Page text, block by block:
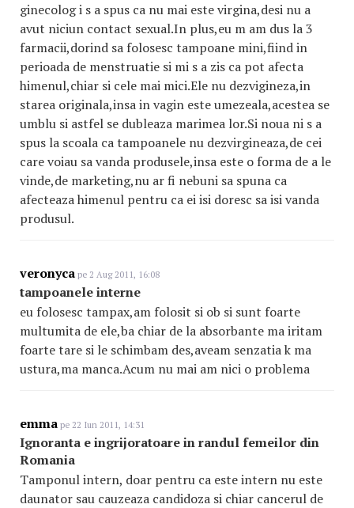
ginecolog i s a spus ca nu mai este virgina,desi nu a
avut niciun contact sexual.In plus,eu m am dus la 3
farmacii,dorind sa folosesc tampoane mini,fiind in
perioada de menstruatie si mi s a zis ca pot afecta
himenul,chiar si cele mai mici.Ele nu dezvigineza,in
starea originala,insa in vagin este umezeala,acestea se
umblu si astfel se dubleaza marimea lor.Si noua ni s a
spus la scoala ca tampoanele nu dezvirgineaza,de cei
care voiau sa vanda produsele,insa este o forma de a le
vinde,de marketing,nu ar fi nebuni sa spuna ca
afecteaza himenul pentru ca ei isi doresc sa isi vanda
produsul.
veronyca pe 2 Aug 2011, 16:08
tampoanele interne
eu folosesc tampax,am folosit si ob si sunt foarte
multumita de ele,ba chiar de la absorbante ma iritam
foarte tare si le schimbam des,aveam senzatia k ma
ustura,ma manca.Acum nu mai am nici o problema
emma pe 22 Iun 2011, 14:31
Ignoranta e ingrijoratoare in randul femeilor din
Romania
Tamponul intern, doar pentru ca este intern nu este
daunator sau cauzeaza candidoza si chiar cancerul de